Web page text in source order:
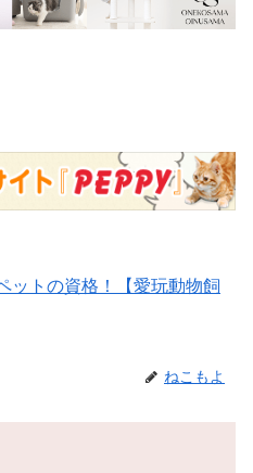
ットの資格！【愛玩動物飼
ねこもよ